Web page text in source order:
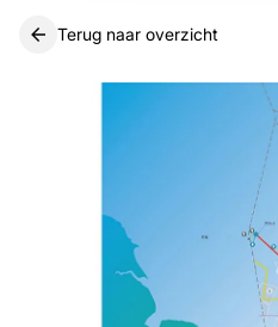
Terug naar overzicht